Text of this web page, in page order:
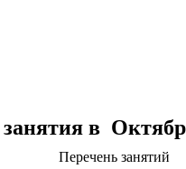
в
Перечень занятий